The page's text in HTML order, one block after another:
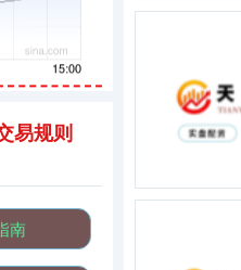
+1.35%
易规则
南